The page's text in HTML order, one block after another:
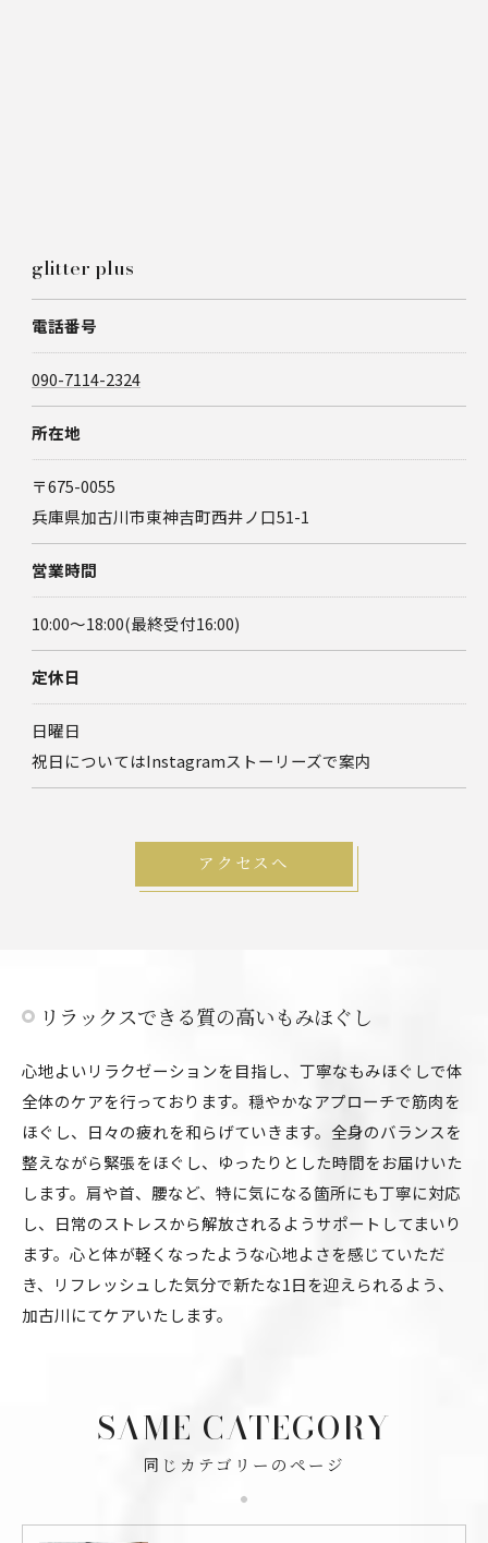
glitter plus
電話番号
090-7114-2324
所在地
〒675-0055
兵庫県加古川市東神吉町西井ノ口51-1
営業時間
10:00～18:00(最終受付16:00)
定休日
日曜日
祝日についてはInstagramストーリーズで案内
アクセスへ
リラックスできる質の高いもみほぐし
心地よいリラクゼーションを目指し、丁寧なもみほぐしで体
全体のケアを行っております。穏やかなアプローチで筋肉を
ほぐし、日々の疲れを和らげていきます。全身のバランスを
整えながら緊張をほぐし、ゆったりとした時間をお届けいた
します。肩や首、腰など、特に気になる箇所にも丁寧に対応
し、日常のストレスから解放されるようサポートしてまいり
ます。心と体が軽くなったような心地よさを感じていただ
き、リフレッシュした気分で新たな1日を迎えられるよう、
加古川にてケアいたします。
同じカテゴリーのページ
SAME CATEGORY